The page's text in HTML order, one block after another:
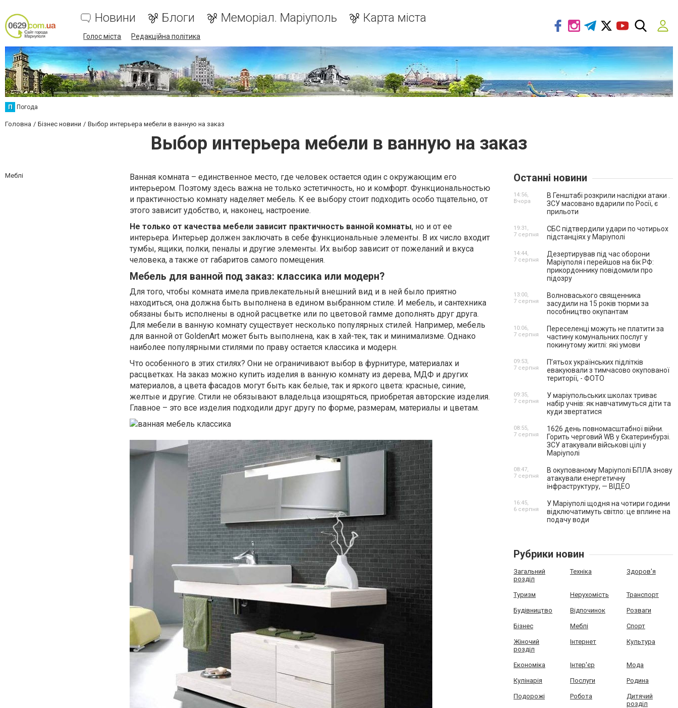
Новини Блоги Меморіал. Маріуполь Карта міста
Голос міста Редакційна політика
П Погода
Головна Бізнес новини Выбор интерьера мебели в ванную на заказ
Выбор интерьера мебели в ванную на заказ
Меблі
Ванная комната – единственное место, где человек остается один с окружающим его
интерьером. Поэтому здесь важна не только эстетичность, но и комфорт. Функциональностью
и практичностью комнату наделяет мебель. К ее выбору стоит подходить особо тщательно, от
этого зависит удобство, и, наконец, настроение.
Не только от качества мебели зависит практичность ванной комнаты, но и от ее
интерьера. Интерьер должен заключать в себе функциональные элементы. В их число входит
тумбы, ящики, полки, пеналы и другие элементы. Их выбор зависит от пожеланий и вкуса
человека, а также от габаритов самого помещения.
Мебель для ванной под заказ: классика или модерн?
Для того, чтобы комната имела привлекательный внешний вид и в ней было приятно
находиться, она должна быть выполнена в едином выбранном стиле. И мебель, и сантехника
обязаны быть исполнены в одной расцветке или по цветовой гамме дополнять друг друга.
Для мебели в ванную комнату существует несколько популярных стилей. Например, мебель
для ванной от GoldenArt может быть выполнена, как в хай-тек, так и минимализме. Однако
наиболее популярными стилями по праву остается классика и модерн.
Что особенного в этих стилях? Они не ограничивают выбор в фурнитуре, материалах и
расцветках. На заказ можно купить изделия в ванную комнату из дерева, МДФ и других
материалов, а цвета фасадов могут быть как белые, так и яркого цвета: красные, синие,
желтые и другие. Стили не обязывают владельца изощряться, приобретая авторские изделия.
Главное – это все изделия подходили друг другу по форме, размерам, материалы и цветам.
Останні новини
В Генштабі розкрили наслідки атаки .
ЗСУ масовано вдарили по Росії, є
прильоти
14:56,
Вчора
СБС підтвердили удари по чотирьох
підстанціях у Маріуполі
19:31,
7 серпня
Дезертирував під час оборони
Маріуполя і перейшов на бік РФ:
прикордоннику повідомили про
підозру
14:44,
7 серпня
Волноваського священника
засудили на 15 років тюрми за
пособництво окупантам
13:00,
7 серпня
Переселенці можуть не платити за
частину комунальних послуг у
покинутому житлі: які умови
10:06,
7 серпня
П’ятьох українських підлітків
евакуювали з тимчасово окупованої
території, - ФОТО
09:53,
7 серпня
У маріупольських школах триває
набір учнів: як навчатимуться діти та
куди звертатися
09:35,
7 серпня
1626 день повномасштабної війни.
Горить черговий WB у Єкатеринбурзі.
ЗСУ атакували військові цілі у
Маріуполі
08:55,
7 серпня
В окупованому Маріуполі БПЛА знову
атакували енергетичну
інфраструктуру, — ВІДЕО
08:47,
7 серпня
У Маріуполі щодня на чотири години
відключатимуть світло: це вплине на
подачу води
16:45,
6 серпня
Рубрики новин
Загальний
розділ
Техніка Здоров'я
Туризм Нерухомість Транспорт
Будівництво Відпочинок Розваги
Бізнес Меблі Спорт
Жіночий
розділ
Інтернет Культура
Економіка Інтер'єр Мода
Кулінарія Послуги Родина
Подорожі Робота
Дитячий
розділ